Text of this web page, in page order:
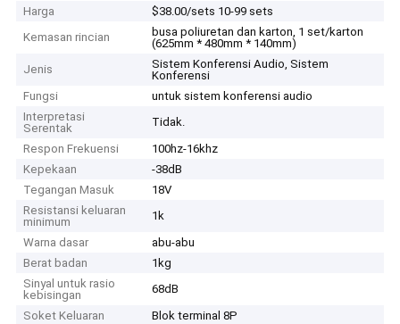
Harga
$38.00/sets 10-99 sets
Kemasan rincian
busa poliuretan dan karton, 1 set/karton
(625mm * 480mm * 140mm)
Jenis
Sistem Konferensi Audio, Sistem
Konferensi
Fungsi
untuk sistem konferensi audio
Interpretasi
Serentak
Tidak.
Respon Frekuensi
100hz-16khz
Kepekaan
-38dB
Tegangan Masuk
18V
Resistansi keluaran
minimum
1k
Warna dasar
abu-abu
Berat badan
1kg
Sinyal untuk rasio
kebisingan
68dB
Soket Keluaran
Blok terminal 8P